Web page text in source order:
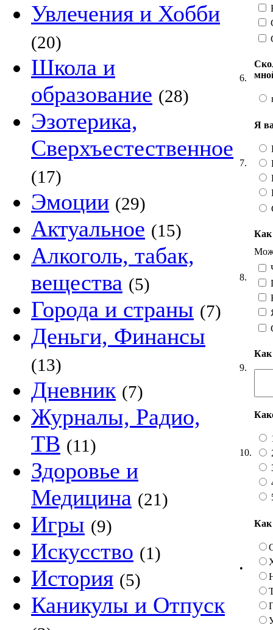
Увлечения и Хобби
(20)
Школа и
образование (28)
Эзотерика,
Сверхъестественное
(17)
Эмоции (29)
Актуальное (15)
Алкоголь, табак,
вещества (5)
Города и страны (7)
Деньги, Финансы
(13)
Дневник (7)
Журналы, Радио,
ТВ (11)
Здоровье и
Медицина (21)
Игры (9)
Искусство (1)
История (5)
Каникулы и Отпуск
6.
7.
Я
8.
Как
9.
Как
10.
•
Как